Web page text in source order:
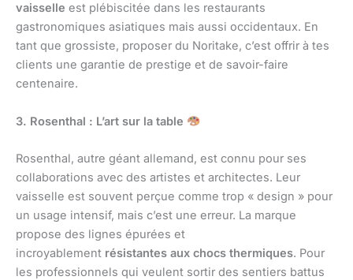
vaisselle est plébiscitée dans les restaurants
gastronomiques asiatiques mais aussi occidentaux. En
tant que grossiste, proposer du Noritake, c’est offrir à tes
clients une garantie de prestige et de savoir-faire
centenaire.
3. Rosenthal : L’art sur la table
Rosenthal, autre géant allemand, est connu pour ses
collaborations avec des artistes et architectes. Leur
vaisselle est souvent perçue comme trop « design » pour
un usage intensif, mais c’est une erreur. La marque
propose des lignes épurées et
incroyablement résistantes aux chocs thermiques. Pour
les professionnels qui veulent sortir des sentiers battus